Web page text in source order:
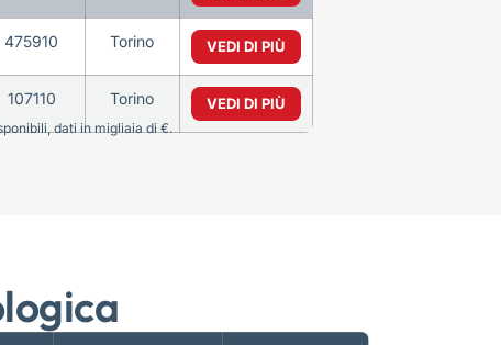
475910 Torino VEDI DI PIÙ
107110 Torino VEDI DI PIÙ
dati in migliaia di €.